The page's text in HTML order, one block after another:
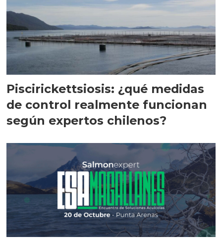
Piscirickettsiosis: ¿qué medidas
de control realmente funcionan
según expertos chilenos?